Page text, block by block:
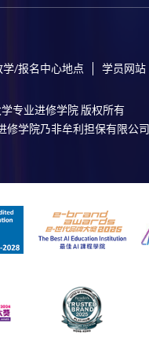
学/报名中心地点 学员网站
专业进修学院 版权所有
修学院乃非牟利担保有限公司